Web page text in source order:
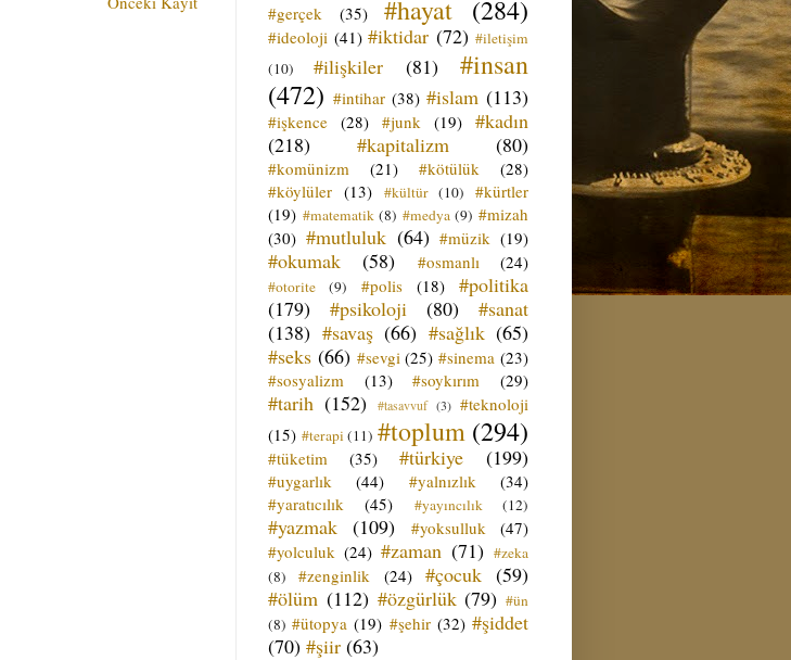
#gerçek (35) #hayat (284)
#ideoloji (41) #iktidar (72) #iletişim
(10)
#ilişkiler (81)
#insan
(472) #intihar (38) #islam (113)
#işkence (28) #junk (19) #kadın
(218)
#kapitalizm (80)
#komünizm (21) #kötülük
(28)
#köylüler (13) #kültür (10)
#kürtler
(19) #matematik (8) #medya (9) #mizah
(30) #mutluluk (64) #müzik (19)
#okumak (58) #osmanlı (24)
#otorite (9) #polis (18)
#politika
(179)
#psikoloji (80)
#sanat
(138) #savaş (66) #sağlık (65)
#seks (66) #sevgi (25) #sinema (23)
#sosyalizm
(13) #soykırım (29)
#tarih (152) #tasavvuf (3) #teknoloji
(15) #terapi (11) #toplum (294)
#tüketim (35) #türkiye (199)
#uygarlık (44) #yalnızlık
(34)
#yaratıcılık
(45) #yayıncılık (12)
#yazmak (109) #yoksulluk
(47)
#yolculuk (24) #zaman (71) #zeka
(8)
#zenginlik (24) #çocuk (59)
#ölüm (112) #özgürlük (79) #ün
(8) #ütopya (19) #şehir (32) #şiddet
(70) #şiir (63)